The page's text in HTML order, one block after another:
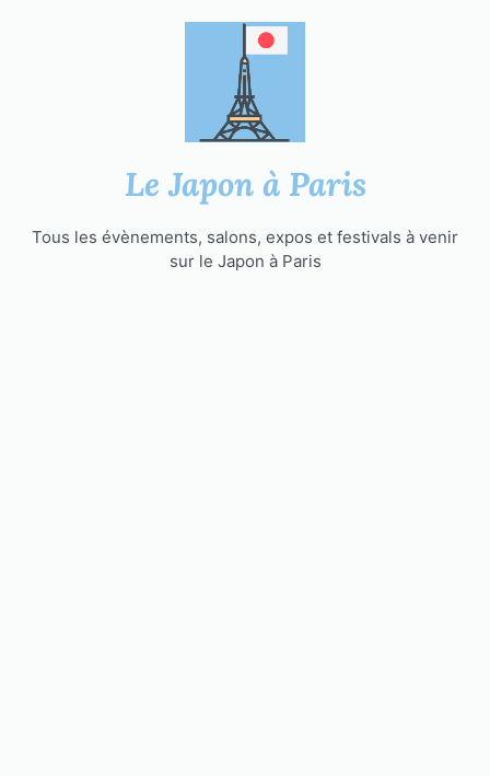
Le Japon à Paris
Tous les évènements, salons, expos et festivals à venir
sur le Japon à Paris